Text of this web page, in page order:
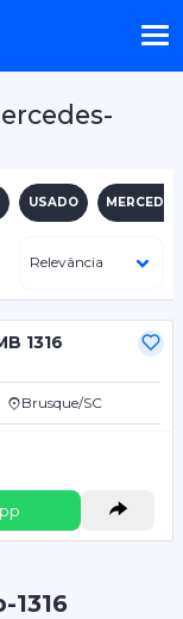
USADO
1316
Brusque/SC
1316